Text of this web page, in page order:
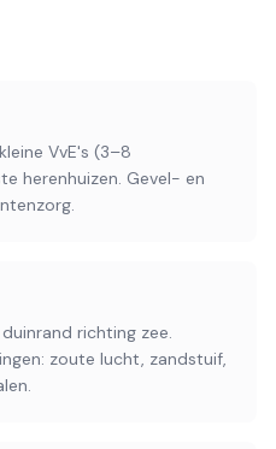
VvE's (3–8
herenhuizen. Gevel- en
richting zee.
zoute lucht, zandstuif,